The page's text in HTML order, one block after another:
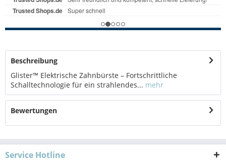
Beschreibung
Glister™ Elektrische Zahnbürste – Fortschrittliche
Schalltechnologie für ein strahlendes... mehr
Bewertungen
Service Hotline